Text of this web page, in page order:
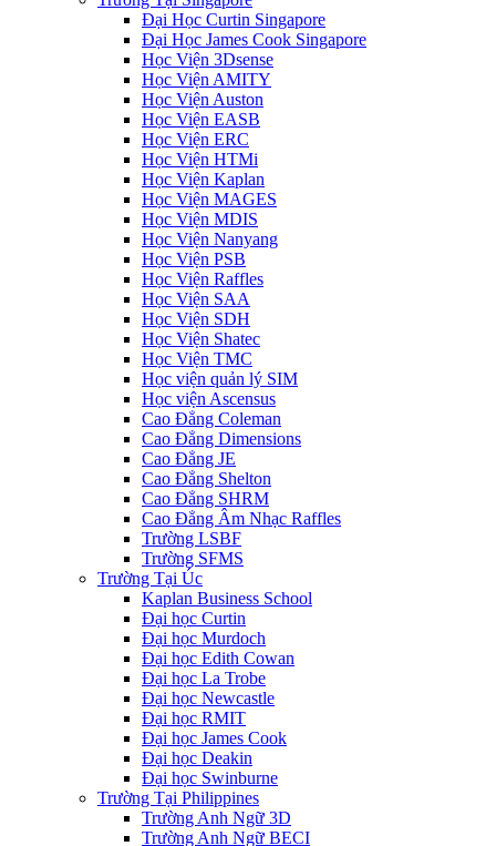
Đại Học Curtin Singapore
Đại Học James Cook Singapore
Học Viện 3Dsense
Học Viện AMITY
Học Viện Auston
Học Viện EASB
Học Viện ERC
Học Viện HTMi
Học Viện Kaplan
Học Viện MAGES
Học Viện MDIS
Học Viện Nanyang
Học Viện PSB
Học Viện Raffles
Học Viện SAA
Học Viện SDH
Học Viện Shatec
Học Viện TMC
Học viện quản lý SIM
Học viện Ascensus
Cao Đẳng Coleman
Cao Đẳng Dimensions
Cao Đẳng JE
Cao Đẳng Shelton
Cao Đẳng SHRM
Cao Đẳng Âm Nhạc Raffles
Trường LSBF
Trường SFMS
Trường Tại Úc
Kaplan Business School
Đại học Curtin
Đại học Murdoch
Đại học Edith Cowan
Đại học La Trobe
Đại học Newcastle
Đại học RMIT
Đại học James Cook
Đại học Deakin
Đại học Swinburne
Trường Tại Philippines
Trường Anh Ngữ 3D
Trường Anh Ngữ BECI